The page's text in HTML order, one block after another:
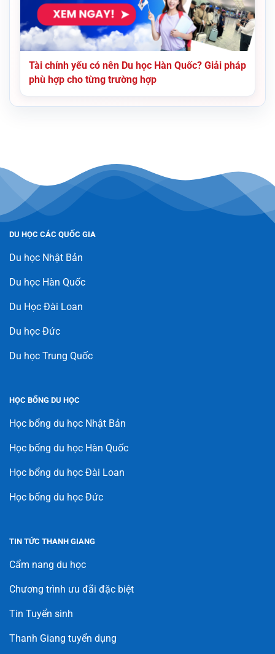
Tài chính yếu có nên Du học Hàn Quốc? Giải pháp
phù hợp cho từng trường hợp
DU HỌC CÁC QUỐC GIA
Du học Nhật Bản
Du học Hàn Quốc
Du Học Đài Loan
Du học Đức
Du học Trung Quốc
HỌC BỔNG DU HỌC
Học bổng du học Nhật Bản
Học bổng du học Hàn Quốc
Học bổng du học Đài Loan
Học bổng du học Đức
TIN TỨC THANH GIANG
Cẩm nang du học
Chương trình ưu đãi đặc biệt
Tin Tuyển sinh
Thanh Giang tuyển dụng